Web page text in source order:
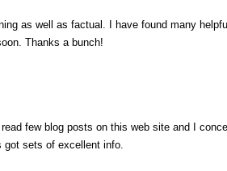
as well as factual. I have found many
Thanks a bunch!
few blog posts on this web site and I
sets of excellent info.